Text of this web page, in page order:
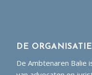
DE ORGANISATIE
De Ambtenaren Balie